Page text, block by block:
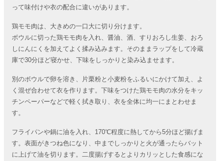
って味付けや衣の配合に違いがあります。
鶏モモ肉は、大きめの一口大に切り分けます。
ボウルに切った鶏モモ肉を入れ、醤油、酒、すりおろし生姜、おろ
しにんにくを加えてよく揉み込みます。そのままラップをして冷蔵
庫で30分ほど寝かせ、下味をしっかりと染み込ませます。
別のボウルで卵を溶き、片栗粉と小麦粉をふるいにかけて加え、よ
く混ぜ合わせて衣を作ります。下味をつけた鶏モモ肉の水分をキッ
チンペーパーなどで軽く拭き取り、衣を全体に均一にまとわせま
す。
フライパンや鍋に油を入れ、170℃程度に熱してから5分ほど揚げま
す。表面がきつね色になり、中までしっかりと火が通ったらバット
に上げて油を切ります。二度揚げするとよりカリッとした食感にな